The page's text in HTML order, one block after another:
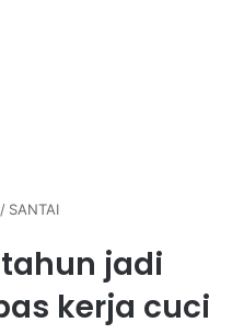
/ SANTAI
jadi
kerja cuci